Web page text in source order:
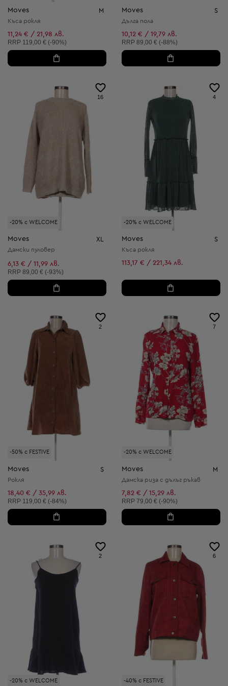
Moves M
Къса рокля
11,24 € / 21,98 лв.
Препоръчителна цена:
RRP 119,00 € (-90%)
Moves S
Дълга пола
10,12 € / 19,79 лв.
Препоръчителна цена:
RRP 89,00 € (-88%)
-20% с WELCOME
16
Moves XL
Дамски пуловер
6,13 € / 11,99 лв.
Препоръчителна цена:
RRP 89,00 € (-93%)
-20% с WELCOME
4
Moves S
Къса рокля
113,17 € / 221,34 лв.
-50% с FESTIVE
2
Moves S
Рокля
18,40 € / 35,99 лв.
Препоръчителна цена:
RRP 119,00 € (-84%)
-20% с WELCOME
7
Moves M
Дамска риза с дълъг ръкав
7,82 € / 15,29 лв.
Препоръчителна цена:
RRP 79,00 € (-90%)
-20% с WELCOME
2
-40% с FESTIVE
6